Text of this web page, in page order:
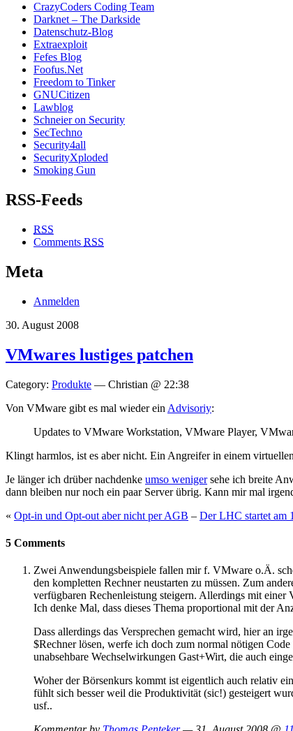
CrazyCoders Coding Team
Darknet – The Darkside
Datenschutz-Blog
Extraexploit
Fefes Blog
Foofus.Net
Freedom to Tinker
GNUCitizen
Lawblog
Schneier on Security
SecTechno
Security4all
SecurityXploded
Smoking Gun
RSS-Feeds
RSS
Comments RSS
Meta
Anmelden
30. August 2008
VMwares lustiges patchen
Category: Produkte — Christian @ 22:38
Von VMware gibt es mal wieder ein Advisoriy:
Updates to VMware Workstation, VMware Player,
Klingt harmlos, ist es aber nicht. Ein Angreifer in einem
Je länger ich drüber nachdenke umso wenigersehe ich breite
dann bleiben nur noch ein paar Server übrig. Kann mir mal
« Opt-in und Opt-out aber nicht per AGB – Der LHC startet am
5 Comments
Zwei Anwendungsbeispiele fallen mir f. VMware o.Ä.
den kompletten Rechner neustarten zu müssen. Zum
verfügbaren Rechenleistung steigern. Allerdings mit einer
Ich denke Mal, dass dieses Thema proportional mit der
Dass allerdings das Versprechen gemacht wird, hier an
$Rechner lösen, werfe ich doch zum normal nötigen
unabsehbare Wechselwirkungen Gast+Wirt, die auch
Woher der Börsenkurs kommt ist eigentlich auch relativ
fühlt sich besser weil die Produktivität (sic!) gesteigert
usf..